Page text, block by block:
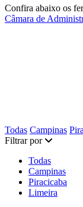
Confira abaixo os
Câmara de
Todas Filtrar por
Campinas
Filtrar por
Todas
Campinas
Piracicaba
Limeira